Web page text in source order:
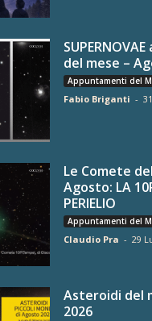
del mese –
Appuntamenti del
Fabio Briganti -
Le Comete
Agosto: LA
PERIELIO
Appuntamenti del
Claudio Pra - 29
Asteroidi del
2026